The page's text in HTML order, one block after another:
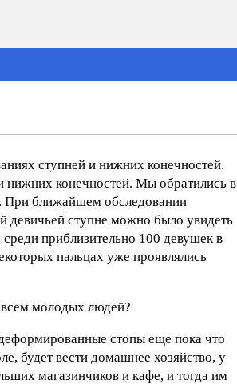
ступней и нижних конечностей.
нижних конечностей. Мы обратились в
При ближайшем обследовании
девичьей ступне можно было увидеть
приблизительно 100 девушек в
пальцах уже проявлялись
молодых людей?
стопы еще пока что
будет вести домашнее хозяйство, у
магазинчиков и кафе, и тогда им